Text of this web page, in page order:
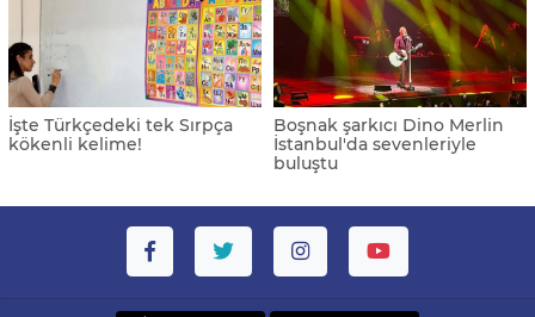
İşte Türkçedeki tek Sırpça
kökenli kelime!
Boşnak şarkıcı Dino Merlin
İstanbul'da sevenleriyle
buluştu